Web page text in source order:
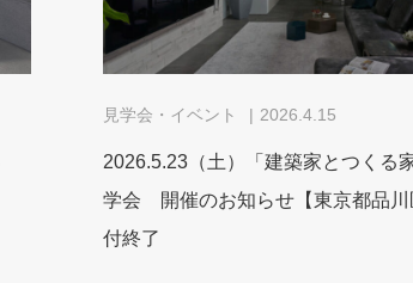
見学会・イベント 2026.4.15
2026.5.23（土）「建築家とつくる
学会 開催のお知らせ【東京都品
付終了